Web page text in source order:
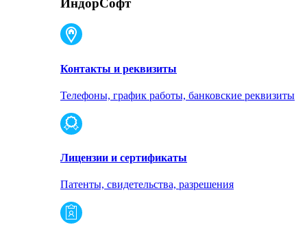
Контакты и реквизиты
Телефоны, график работы, банковские реквизиты
Лицензии и сертификаты
Патенты, свидетельства, разрешения